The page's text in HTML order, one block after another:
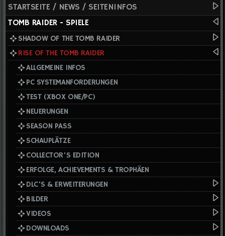
STARTSEITE / NEWS / SEITENINFOS
TOMB RAIDER - SPIELE
SHADOW OF THE TOMB RAIDER
RISE OF THE TOMB RAIDER
ALLGEMEINE INFOS
PC SYSTEMANFORDERUNGEN
TEST (XBOX ONE/PC)
NEUERUNGEN
SEASON PASS
SCHAUPLÄTZE
COLLECTOR'S EDITION
ERFOLGE, ACHIEVEMENTS & TROPHÄEN
DLC'S & ERWEITERUNGEN
BILDER
VIDEOS
DOWNLOADS